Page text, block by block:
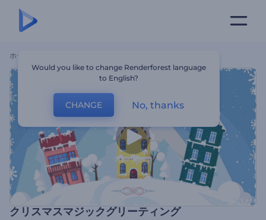
ホーム
クリスマスマジックグリーティング
Would you like to change Renderforest language
to English?
CHANGE No, thanks